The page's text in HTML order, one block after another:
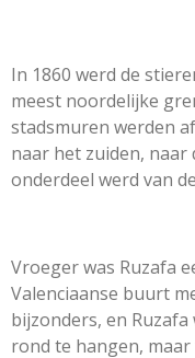
In 1860 werd de
meest noordelijke
stadsmuren werden
naar het zuiden, naar
onderdeel werd van
Vroeger was Ruzafa
Valenciaanse buurt
bijzonders, en
rond te hangen,